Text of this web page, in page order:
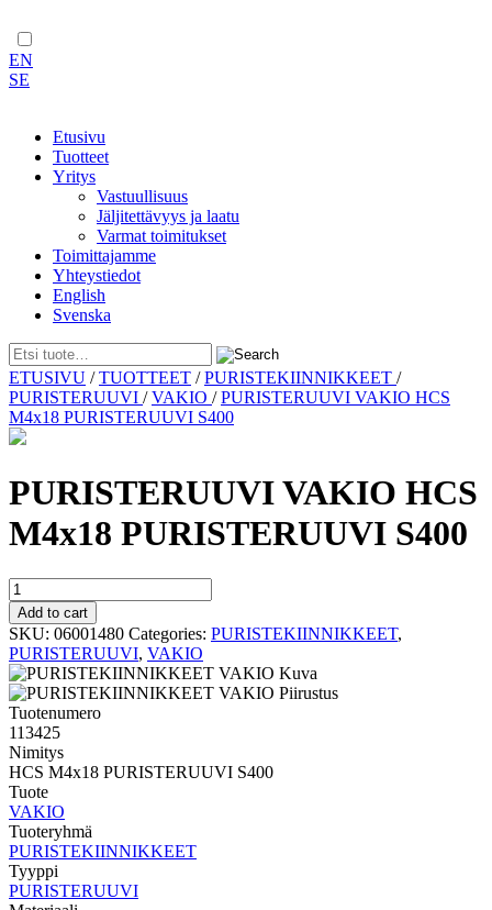
EN
SE
Etusivu
Tuotteet
Yritys
Vastuullisuus
Jäljitettävyys ja laatu
Varmat toimitukset
Toimittajamme
Yhteystiedot
English
Svenska
Skip
to
content
ETUSIVU /TUOTTEET /PURISTEKIINNIKKEET /
PURISTERUUVI /VAKIO /PURISTERUUVI VAKIO HCS
M4x18 PURISTERUUVI S400
PURISTERUUVI VAKIO HCS
M4x18 PURISTERUUVI S400
PURISTERUUVI
VAKIO
HCS
M4x18
PURISTERUUVI
S400
quantity
Add to cart
SKU: 06001480 Categories: PURISTEKIINNIKKEET,
PURISTERUUVI, VAKIO
Tuotenumero
113425
Nimitys
HCS M4x18 PURISTERUUVI S400
Tuote
VAKIO
Tuoteryhmä
PURISTEKIINNIKKEET
Tyyppi
PURISTERUUVI